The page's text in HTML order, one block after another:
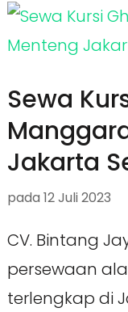
Sewa
Jakarta
pada 12 Juli 2023
CV. Bintang
persewaan
terlengkap di